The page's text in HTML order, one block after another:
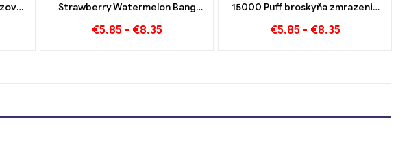
Strawberry Watermelon Bang
uvoľňujúce potešenie z ovocia
€5.85 - €8.35
15000 Puff broskyňa zmrazenie
€5.85 - €8.35